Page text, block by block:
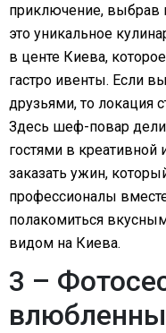
приключение, выбрав
это уникальное
в центе Киева,
гастро ивенты. Если
друзьями, то локация
Здесь шеф-повар
гостями в
заказать ужин,
профессионалы
полакомиться
видом на Киева.
3 –